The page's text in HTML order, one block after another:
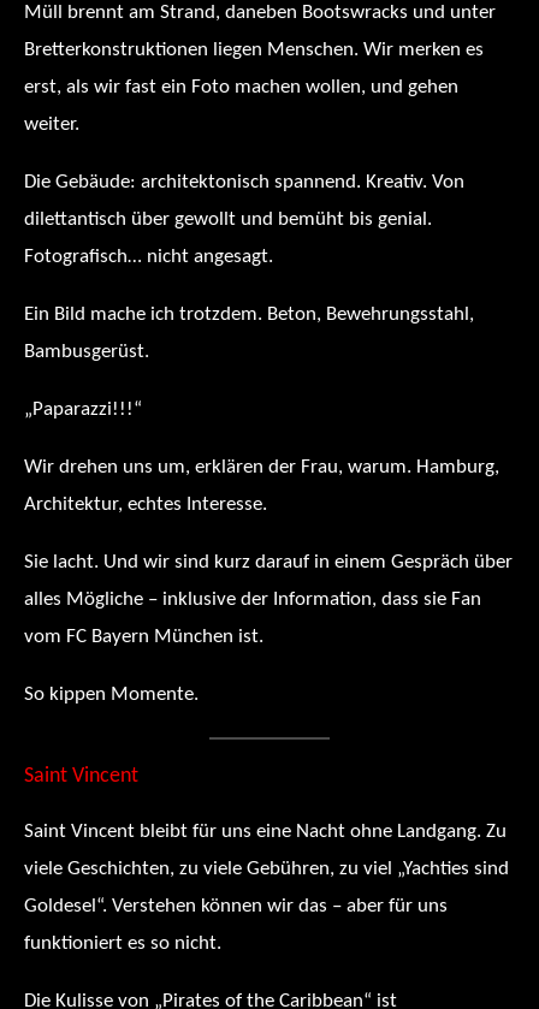
Müll brennt am Strand, daneben Bootswracks und unter
Bretterkonstruktionen liegen Menschen. Wir merken es
erst, als wir fast ein Foto machen wollen, und gehen
weiter.
Die Gebäude: architektonisch spannend. Kreativ. Von
dilettantisch über gewollt und bemüht bis genial.
Fotografisch… nicht angesagt.
Ein Bild mache ich trotzdem. Beton, Bewehrungsstahl,
Bambusgerüst.
„Paparazzi!!!“
Wir drehen uns um, erklären der Frau, warum. Hamburg,
Architektur, echtes Interesse.
Sie lacht. Und wir sind kurz darauf in einem Gespräch über
alles Mögliche – inklusive der Information, dass sie Fan
vom FC Bayern München ist.
So kippen Momente.
Saint Vincent
Saint Vincent bleibt für uns eine Nacht ohne Landgang. Zu
viele Geschichten, zu viele Gebühren, zu viel „Yachties sind
Goldesel“. Verstehen können wir das – aber für uns
funktioniert es so nicht.
Die Kulisse von „Pirates of the Caribbean“ ist